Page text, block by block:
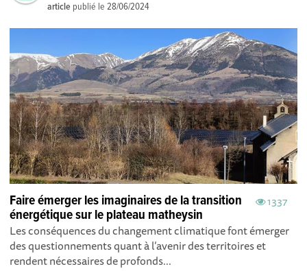
article publié le28/06/2024
1337
Faire émerger les imaginaires de la transition
énergétique sur le plateau matheysin
Les conséquences du changement climatique font émerger
des questionnements quant à l’avenir des territoires et
rendent nécessaires de profonds...